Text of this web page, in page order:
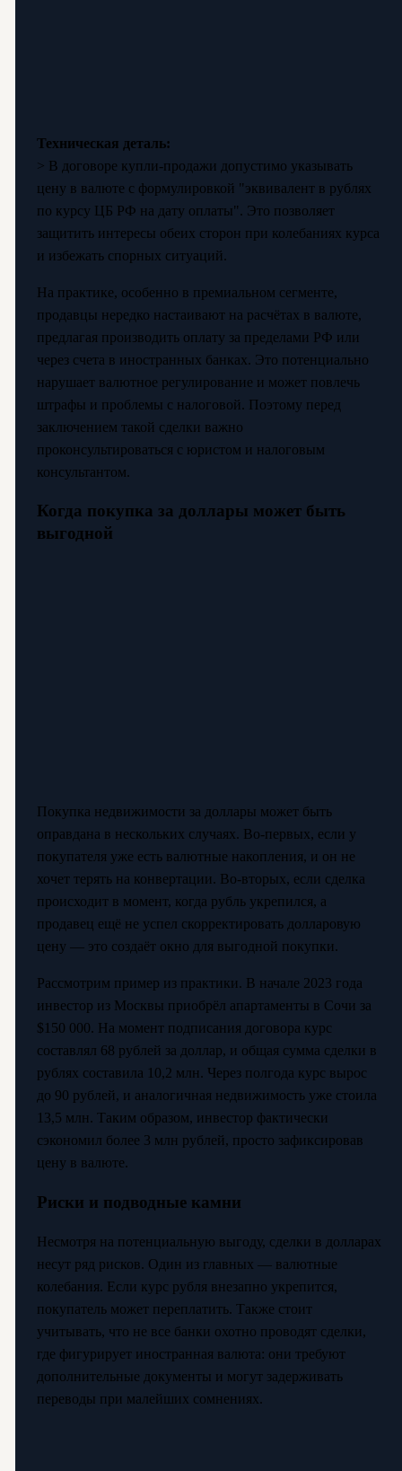
Техническая деталь:
> В договоре купли-продажи допустимо указывать
цену в валюте с формулировкой "эквивалент в рублях
по курсу ЦБ РФ на дату оплаты". Это позволяет
защитить интересы обеих сторон при колебаниях курса
и избежать спорных ситуаций.
На практике, особенно в премиальном сегменте,
продавцы нередко настаивают на расчётах в валюте,
предлагая производить оплату за пределами РФ или
через счета в иностранных банках. Это потенциально
нарушает валютное регулирование и может повлечь
штрафы и проблемы с налоговой. Поэтому перед
заключением такой сделки важно
проконсультироваться с юристом и налоговым
консультантом.
Когда покупка за доллары может быть
выгодной
Покупка недвижимости за доллары может быть
оправдана в нескольких случаях. Во-первых, если у
покупателя уже есть валютные накопления, и он не
хочет терять на конвертации. Во-вторых, если сделка
происходит в момент, когда рубль укрепился, а
продавец ещё не успел скорректировать долларовую
цену — это создаёт окно для выгодной покупки.
Рассмотрим пример из практики. В начале 2023 года
инвестор из Москвы приобрёл апартаменты в Сочи за
$150 000. На момент подписания договора курс
составлял 68 рублей за доллар, и общая сумма сделки в
рублях составила 10,2 млн. Через полгода курс вырос
до 90 рублей, и аналогичная недвижимость уже стоила
13,5 млн. Таким образом, инвестор фактически
сэкономил более 3 млн рублей, просто зафиксировав
цену в валюте.
Риски и подводные камни
Несмотря на потенциальную выгоду, сделки в долларах
несут ряд рисков. Один из главных — валютные
колебания. Если курс рубля внезапно укрепится,
покупатель может переплатить. Также стоит
учитывать, что не все банки охотно проводят сделки,
где фигурирует иностранная валюта: они требуют
дополнительные документы и могут задерживать
переводы при малейших сомнениях.